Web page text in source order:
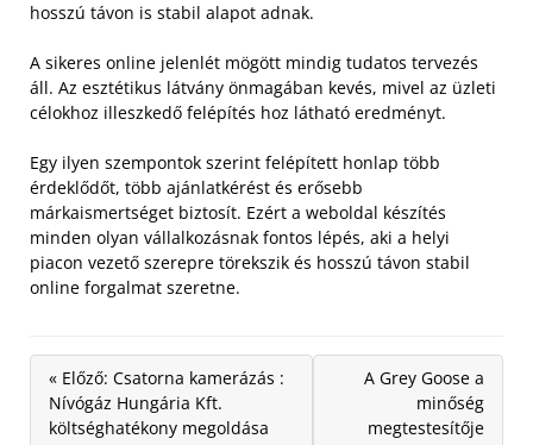
hosszú távon is stabil alapot adnak.
A sikeres online jelenlét mögött mindig tudatos tervezés
áll. Az esztétikus látvány önmagában kevés, mivel az üzleti
célokhoz illeszkedő felépítés hoz látható eredményt.
Egy ilyen szempontok szerint felépített honlap több
érdeklődőt, több ajánlatkérést és erősebb
márkaismertséget biztosít. Ezért a weboldal készítés
minden olyan vállalkozásnak fontos lépés, aki a helyi
piacon vezető szerepre törekszik és hosszú távon stabil
online forgalmat szeretne.
« Előző: Csatorna kamerázás :
Nívógáz Hungária Kft.
költséghatékony megoldása
A Grey Goose a
minőség
megtestesítője